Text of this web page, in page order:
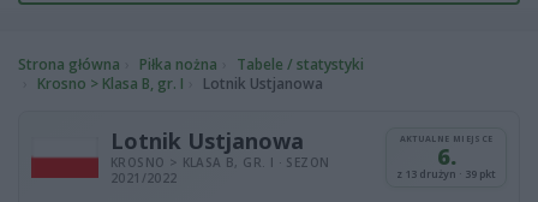
Strona główna Piłka nożna
Tabele / statystyki
Krosno > Klasa B, gr. I
Lotnik Ustjanowa
Lotnik Ustjanowa
KROSNO > KLASA B, GR. I · SEZON
2021/2022
AKTUALNE MIEJSCE
6.
z 13 drużyn · 39 pkt